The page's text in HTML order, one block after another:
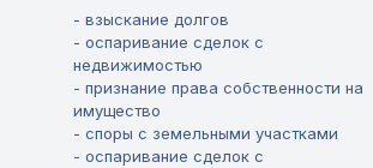
- взыскание долгов
- оспаривание сделок с
недвижимостью
- признание права собственности на
имущество
- споры с земельными участками
- оспаривание сделок с